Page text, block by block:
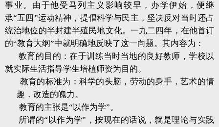
事业。由于他受马列主义影响较早，办学伊始，便继
承“五四”运动精神，提倡科学与民主，坚决反对当时还占
统治地位的半封建半殖民地文化。一九二四年，在他首订
的“教育大纲”中就明确地反映了这一向题。其内容为：
教育的目的：在于训练当时当地的良好教师，学校以
就实际生活指导学生培植师资为目的。
教育的标准为：科学的头脑，劳动的身手，艺术的情
趣，改造的魄力。
教育的主张是“以作为学”。
所谓的“以作为学”，按现在的话说，就是理论与实践